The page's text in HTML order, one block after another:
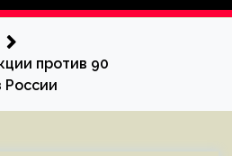
против 90
России